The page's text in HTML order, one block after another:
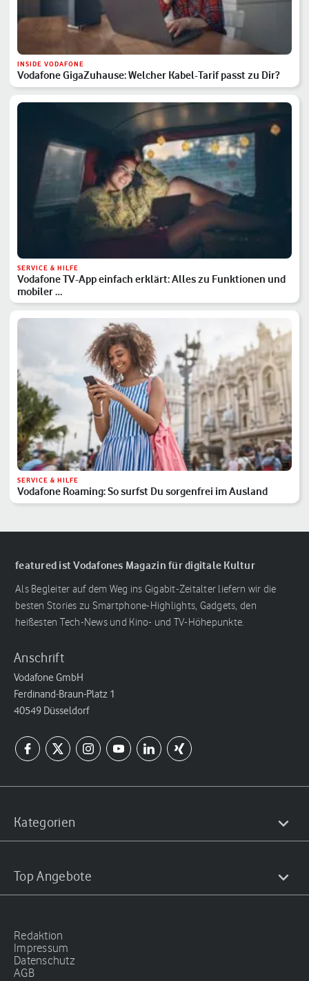
INSIDE VODAFONE
Vodafone GigaZuhause: Welcher Kabel-Tarif passt zu Dir?
SERVICE & HILFE
Vodafone TV-App einfach erklärt: Alles zu Funktionen und
mobiler …
SERVICE & HILFE
Vodafone Roaming: So surfst Du sorgenfrei im Ausland
featured ist Vodafones Magazin für digitale Kultur
Als Begleiter auf dem Weg ins Gigabit-Zeitalter liefern wir die
besten Stories zu Smartphone-Highlights, Gadgets, den
heißesten Tech-News und Kino- und TV-Höhepunkte.
Anschrift
Vodafone GmbH
Ferdinand-Braun-Platz 1
40549 Düsseldorf
Kategorien
Top Angebote
Redaktion
Impressum
Datenschutz
AGB